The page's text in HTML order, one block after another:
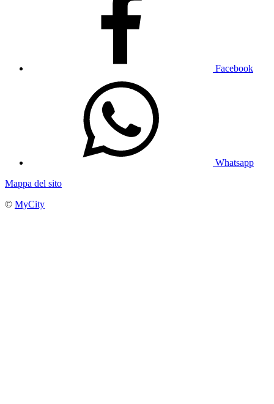
Facebook
Whatsapp
Mappa del sito
© MyCity